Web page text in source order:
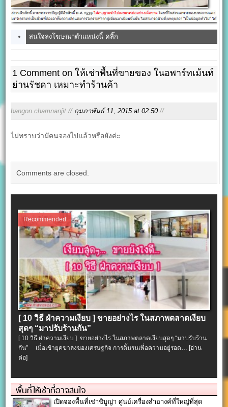
สนใจลงโฆษณาตำแหน่งนี้ คลิ๊ก
1 Comment on ให้เช่าพื้นที่ขายของ ในอพาร์ทเม้นท์
ย่านรัชดา เหมาะทำร้านค้า
bangon chamnanjit // กุมภาพันธ์ 11, 2015 at 02:50//
ไม่ทราบว่ามัคนจองไปแล้วหรือยังค่ะ
Comments are closed.
Recommended
[ 10 วิธี ฝ่าความเงียบ ] ขายอย่างไร ในสภาพตลาดเงียบ
สุดๆ “มาปรับร้านกัน”
[ 10 วิธี ฝ่าความเงียบ ] ขายอย่างไร ในสภาพตลาดเงียบสุดๆ “มาปรับร้าน
กัน” เมื่อเข้ายุคขาลงของเศรษฐกิจ การดิ้นรนเพื่อความอยู่รอด… [อ่าน
ต่อ]
พื้นที่ให้เช่าที่อาจสนใจ
เปิดจองพื้นที่เช่าชิบูญ่า ศูนย์เครื่องสำอางค์ที่ใหญ่ที่สุด